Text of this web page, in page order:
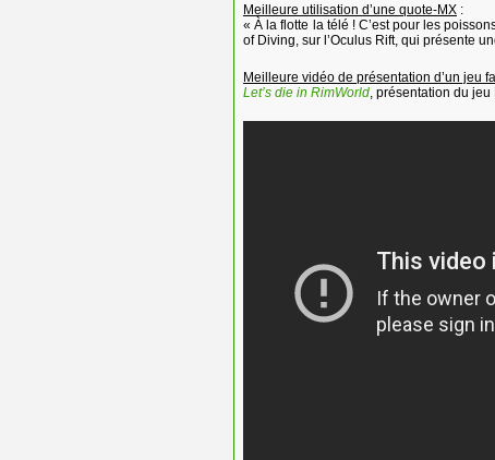
Meilleure utilisation d’une quote-MX :
« À la flotte la télé ! C’est pour les
of Diving, sur l’Oculus Rift, qui présente
Meilleure vidéo de présentation d’un jeu
Let’s die in RimWorld , présentation du